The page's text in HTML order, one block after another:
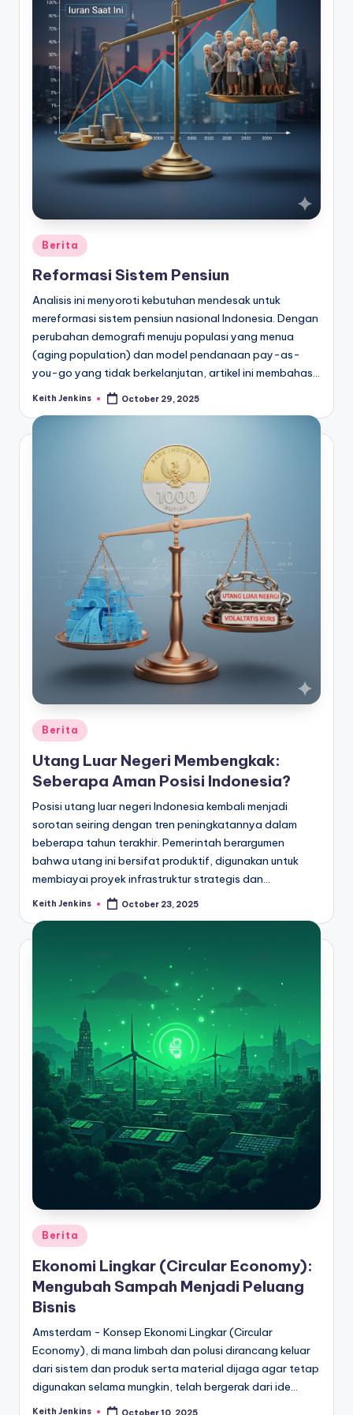
Posted
in
Berita
Reformasi Sistem Pensiun
Analisis ini menyoroti kebutuhan mendesak untuk
mereformasi sistem pensiun nasional Indonesia. Dengan
perubahan demografi menuju populasi yang menua
(aging population) dan model pendanaan pay-as-
you-go yang tidak berkelanjutan, artikel ini membahas…
Posted
Keith Jenkins October 29, 2025
Posted
in
Berita
Utang Luar Negeri Membengkak:
Seberapa Aman Posisi Indonesia?
Posisi utang luar negeri Indonesia kembali menjadi
sorotan seiring dengan tren peningkatannya dalam
beberapa tahun terakhir. Pemerintah berargumen
bahwa utang ini bersifat produktif, digunakan untuk
membiayai proyek infrastruktur strategis dan…
Posted
Keith Jenkins October 23, 2025
Posted
in
Berita
Ekonomi Lingkar (Circular Economy):
Mengubah Sampah Menjadi Peluang
Bisnis
Amsterdam - Konsep Ekonomi Lingkar (Circular
Economy), di mana limbah dan polusi dirancang keluar
dari sistem dan produk serta material dijaga agar tetap
digunakan selama mungkin, telah bergerak dari ide…
Keith Jenkins October 10, 2025